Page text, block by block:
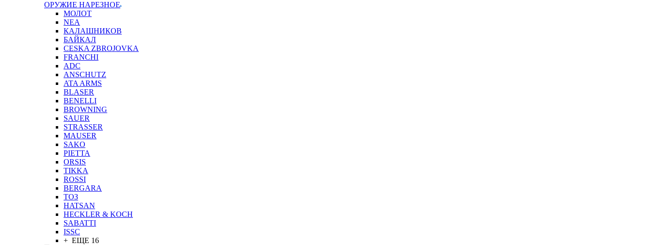
ОРУЖИЕ НАРЕЗНОЕ
МОЛОТ
NEA
КАЛАШНИКОВ
БАЙКАЛ
CESKA ZBROJOVKA
FRANCHI
ADC
ANSCHUTZ
ATA ARMS
BLASER
BENELLI
BROWNING
SAUER
STRASSER
MAUSER
SAKO
PIETTA
ORSIS
TIKKA
ROSSI
BERGARA
ТОЗ
HATSAN
HECKLER & KOCH
SABATTI
ISSC
+ ЕЩЕ 16